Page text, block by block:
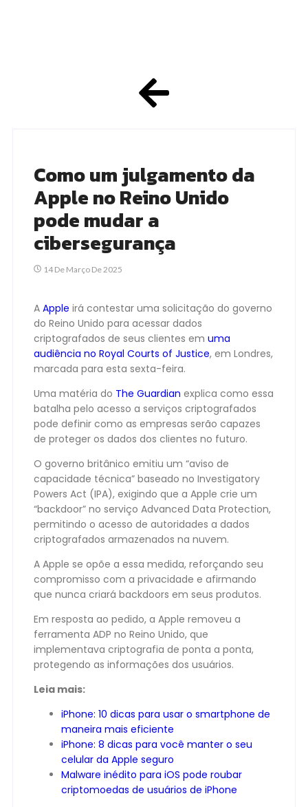
Como um julgamento da
Apple no Reino Unido
pode mudar a
cibersegurança
14 De Março De 2025
A Apple irá contestar uma solicitação do governo
do Reino Unido para acessar dados
criptografados de seus clientes em uma
audiência no Royal Courts of Justice, em Londres,
marcada para esta sexta-feira.
Uma matéria do The Guardian explica como essa
batalha pelo acesso a serviços criptografados
pode definir como as empresas serão capazes
de proteger os dados dos clientes no futuro.
O governo britânico emitiu um “aviso de
capacidade técnica” baseado no Investigatory
Powers Act (IPA), exigindo que a Apple crie um
“backdoor” no serviço Advanced Data Protection,
permitindo o acesso de autoridades a dados
criptografados armazenados na nuvem.
A Apple se opõe a essa medida, reforçando seu
compromisso com a privacidade e afirmando
que nunca criará backdoors em seus produtos.
Em resposta ao pedido, a Apple removeu a
ferramenta ADP no Reino Unido, que
implementava criptografia de ponta a ponta,
protegendo as informações dos usuários.
Leia mais:
iPhone: 10 dicas para usar o smartphone de
maneira mais eficiente
iPhone: 8 dicas para você manter o seu
celular da Apple seguro
Malware inédito para iOS pode roubar
criptomoedas de usuários de iPhone